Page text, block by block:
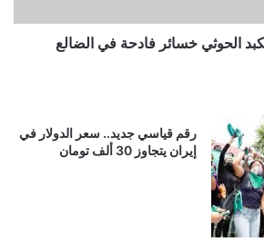
الحوثي خسائر فادحة في الضالع
رقم قياسي جديد.. سعر الدولار في
إيران يتجاوز 30 ألف تومان